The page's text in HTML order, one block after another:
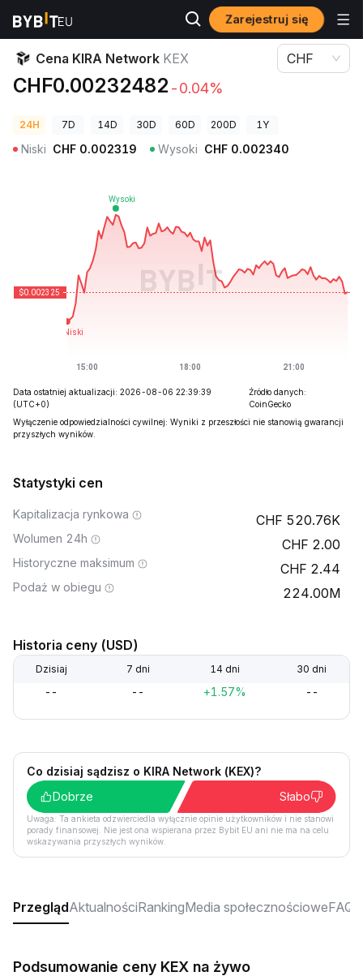
Zarejestruj się
Ceny kryptowalut Cena KIRA Network KEX
Cena KIRA Network KEX
CHF0.00232482 -0.04%
CHF
24H 7D 14D 30D 60D 200D 1Y
Niski CHF 0.002319 Wysoki CHF 0.002340
Data ostatniej aktualizacji: 2026-08-06 22:39:39
(UTC+0)
Źródło danych:
CoinGecko
Wyłączenie odpowiedzialności cywilnej: Wyniki z przeszłości nie stanowią gwarancji
przyszłych wyników.
Statystyki cen
Kapitalizacja rynkowa 520.76K
Wolumen 24h 2.00
Historyczne maksimum 2.44
Podaż w obiegu 224.00M
Historia ceny (USD)
Dzisiaj 7 dni 14 dni 30 dni
-- -- +1.57% --
Co dzisiaj sądzisz o KIRA Network (KEX)?
Dobrze
Słabo
Uwaga: Ta ankieta odzwierciedla wyłącznie opinie użytkowników i nie stanowi
porady finansowej. Nie jest ona wspierana przez Bybit EU ani nie ma na celu
wskazywania przyszłych wyników.
PrzeglądAktualnościRankingMedia społecznościoweFAQ
Podsumowanie ceny KEX na żywo